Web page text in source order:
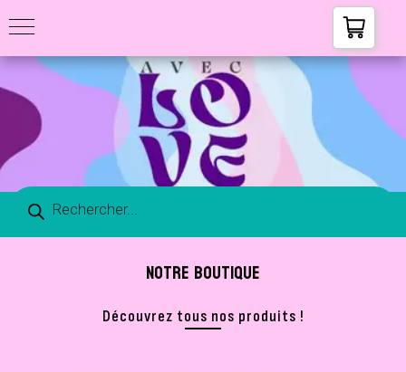
NOTRE BOUTIQUE
Découvrez tous nos produits !